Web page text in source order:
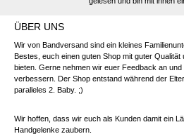
ÜBER UNS
Wir von Bandversand sind ein kleines
Bestes, euch einen guten Shop mit guter
bieten. Gerne nehmen wir euer Feedback an
verbessern. Der Shop entstand während der
paralleles 2. Baby. ;)
Wir hoffen, dass wir euch als Kunden damit ein
Handgelenke zaubern.